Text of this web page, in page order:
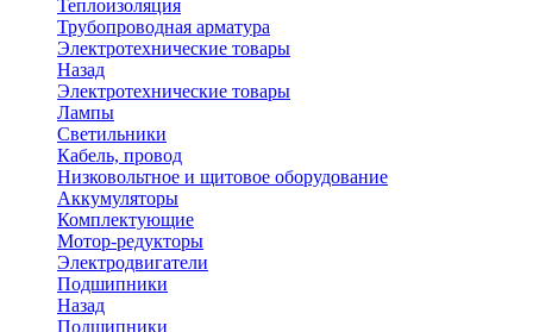
Теплоизоляция
Трубопроводная арматура
Электротехнические товары
Назад
Электротехнические товары
Лампы
Светильники
Кабель, провод
Низковольтное и щитовое оборудование
Аккумуляторы
Комплектующие
Мотор-редукторы
Электродвигатели
Подшипники
Назад
Подшипники